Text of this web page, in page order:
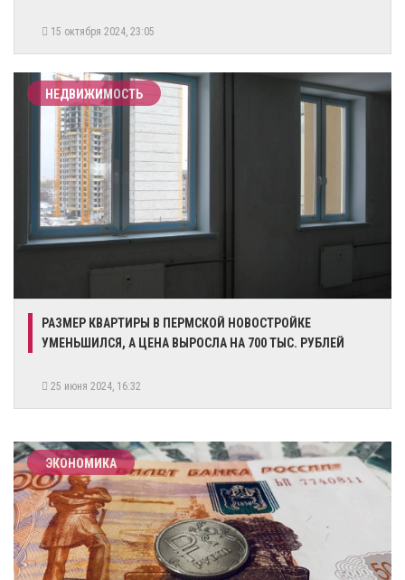
15 октября 2024, 23:05
НЕДВИЖИМОСТЬ
РАЗМЕР КВАРТИРЫ В ПЕРМСКОЙ НОВОСТРОЙКЕ
УМЕНЬШИЛСЯ, А ЦЕНА ВЫРОСЛА НА 700 ТЫС. РУБЛЕЙ
25 июня 2024, 16:32
ЭКОНОМИКА